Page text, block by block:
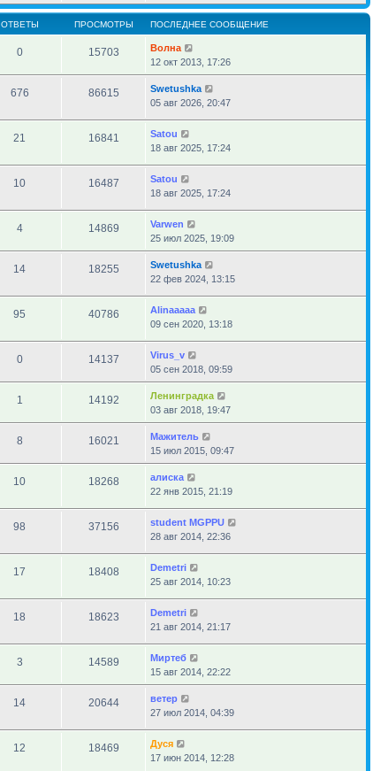
ОТВЕТЫ ПРОСМОТРЫ ПОСЛЕДНЕЕ СООБЩЕНИЕ
0 15703
Волна
12 окт 2013, 17:26
676 86615
Swetushka
05 авг 2026, 20:47
21 16841
Satou
18 авг 2025, 17:24
10 16487
Satou
18 авг 2025, 17:24
4 14869
Varwen
25 июл 2025, 19:09
14 18255
Swetushka
22 фев 2024, 13:15
95 40786
Alinaaaaa
09 сен 2020, 13:18
0 14137
Virus_v
05 сен 2018, 09:59
1 14192
Ленинградка
03 авг 2018, 19:47
8 16021
Мажитель
15 июл 2015, 09:47
10 18268
алиска
22 янв 2015, 21:19
98 37156
student MGPPU
28 авг 2014, 22:36
17 18408
Demetri
25 авг 2014, 10:23
18 18623
Demetri
21 авг 2014, 21:17
3 14589
Миртеб
15 авг 2014, 22:22
14 20644
ветер
27 июл 2014, 04:39
12 18469
Дуся
17 июн 2014, 12:28